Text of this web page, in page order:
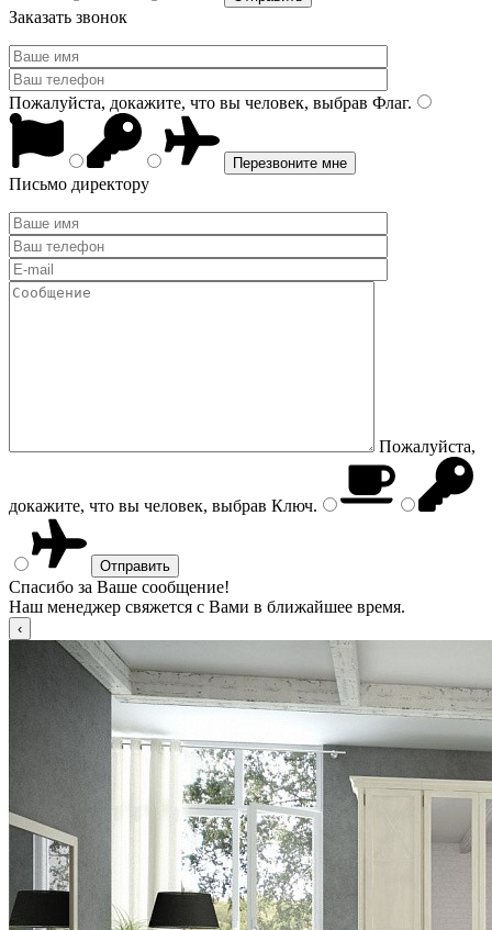
Заказать звонок
Пожалуйста, докажите, что вы человек, выбрав Флаг.
Письмо директору
Пожалуйста,
докажите, что вы человек, выбрав Ключ.
Спасибо за Ваше сообщение!
Наш менеджер свяжется с Вами в ближайшее время.